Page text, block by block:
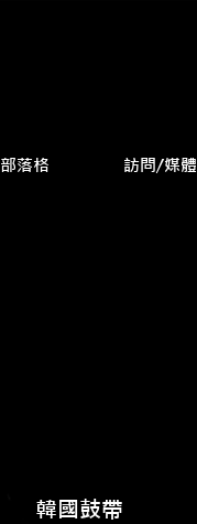
部落格 訪問/媒體
韓國鼓帶